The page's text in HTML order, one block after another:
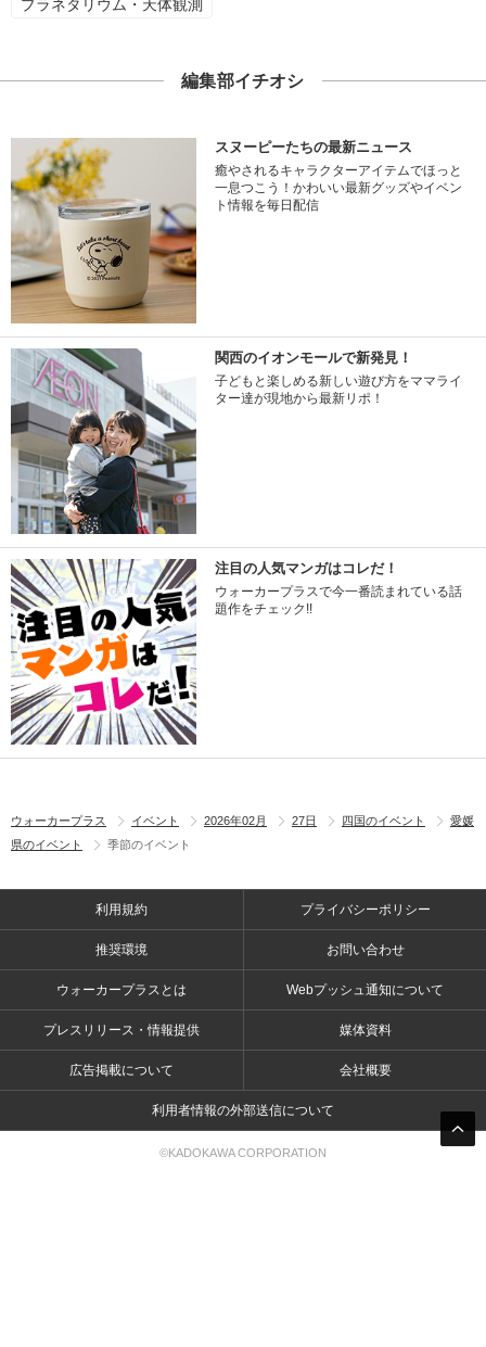
プラネタリウム・天体観測
編集部イチオシ
スヌーピーたちの最新ニュース
癒やされるキャラクターアイテムでほっと
一息つこう！かわいい最新グッズやイベン
ト情報を毎日配信
関西のイオンモールで新発見！
子どもと楽しめる新しい遊び方をママライ
ター達が現地から最新リポ！
注目の人気マンガはコレだ！
ウォーカープラスで今一番読まれている話
題作をチェック!!
ウォーカープラス イベント 2026年02月 27日 四国のイベント
愛媛
県のイベント
季節のイベント
利用規約 プライバシーポリシー
推奨環境 お問い合わせ
ウォーカープラスとは Webプッシュ通知について
プレスリリース・情報提供 媒体資料
広告掲載について 会社概要
利用者情報の外部送信について
©KADOKAWA CORPORATION